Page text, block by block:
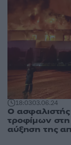
18:0303.06.24
Ο ασφαλιστής
τροφίμων στη
αύξηση της